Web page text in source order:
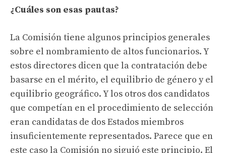
¿Cuáles son esas pautas?
La Comisión tiene algunos principios generales
sobre el nombramiento de altos funcionarios. Y
estos directores dicen que la contratación debe
basarse en el mérito, el equilibrio de género y el
equilibrio geográfico. Y los otros dos candidatos
que competían en el procedimiento de selección
eran candidatas de dos Estados miembros
insuficientemente representados. Parece que en
este caso la Comisión no siguió este principio. El